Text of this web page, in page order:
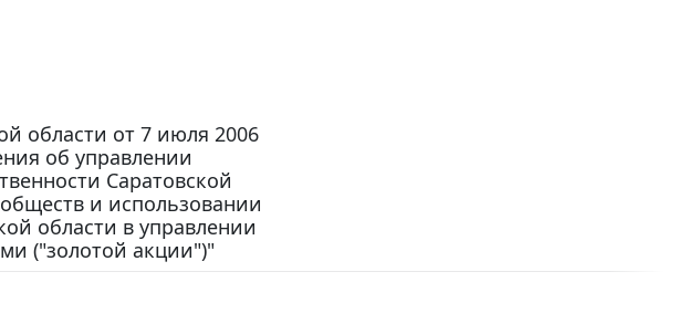
области от 7 июля 2006
об управлении
Саратовской
и использовании
области в управлении
("золотой акции")"